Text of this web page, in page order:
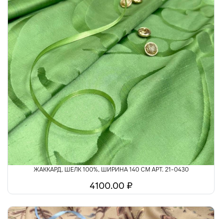
ЖАККАРД, ШЕЛК 100%, ШИРИНА 140 СМ АРТ. 21-0430
4100.00 ₽